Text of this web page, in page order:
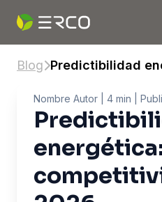
Blog Predictibilidad
Nombre Autor | 4 min |